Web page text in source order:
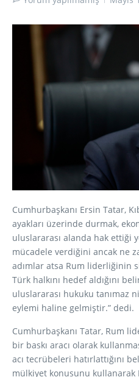
Cumhurbaşkanı Ersin Tatar,
ayakları üzerinde durmak,
uluslararası alanda hak ettiği
mücadele verdiğini ancak ne
adımlar atsa Rum liderliğinin
Türk halkını hedef aldığını
uluslararası hukuku tanımaz
eylemi haline gelmiştir.” dedi.
Cumhurbaşkanı Tatar, Rum
bir baskı aracı olarak
acı tecrübeleri hatırlattığını
mülkiyet konusunu kullanarak